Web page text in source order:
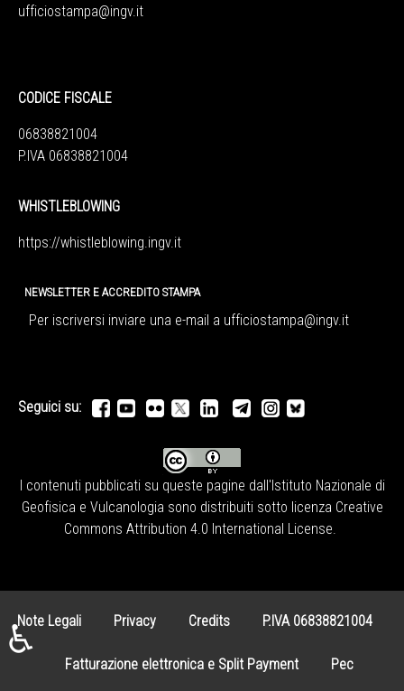
ufficiostampa@ingv.it
CODICE FISCALE
06838821004
P.IVA 06838821004
WHISTLEBLOWING
https://whistleblowing.ingv. it
NEWSLETTER E ACCREDITO STAMPA
Per iscriversi inviare una e-mail a ufficiostampa@ingv.it
Seguici su:
I contenuti pubblicati su queste pagine dall'Istituto Nazionale di
Geofisica e Vulcanologia sono distribuiti sotto licenza Creative
Commons Attribution 4.0 International License
Note Legali Privacy Credits P.IVA 06838821004
Fatturazione elettronica e Split Payment Pec